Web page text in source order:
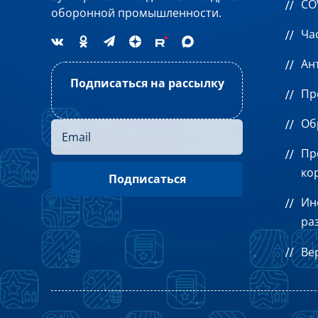
оборонной промышленности.
Подписаться на рассылку